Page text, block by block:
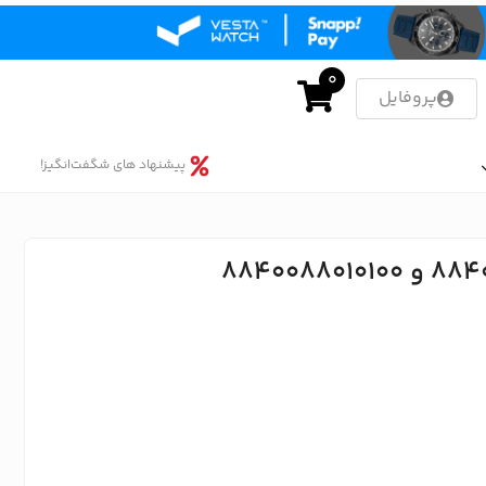
پروفایل
0
پیشنهاد های شگفت‌انگیز!